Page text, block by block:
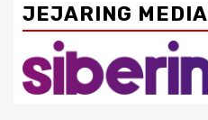
JEJARING MEDIA